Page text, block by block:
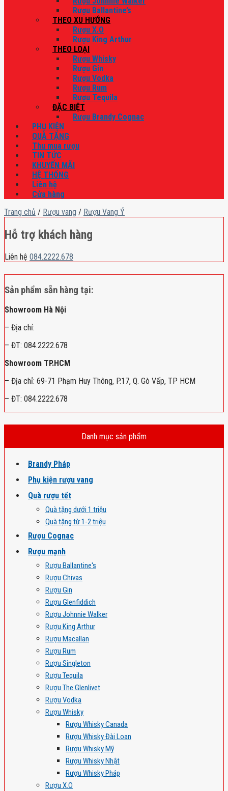
Rượu Ballantine’s
THEO XU HƯỚNG
Rượu X.O
Rượu King Arthur
THEO LOẠI
Rượu Whisky
Rượu Gin
Rượu Vodka
Rượu Rum
Rượu Tequila
ĐẶC BIỆT
Rượu Brandy Cognac
PHỤ KIỆN
QUÀ TẶNG
Thu mua rượu
TIN TỨC
KHUYẾN MÃI
HỆ THỐNG
Liên hệ
Cửa hàng
Trang chủ / Rượu vang / Rượu Vang Ý
Hỗ trợ khách hàng
Liên hệ 084.2222.678
Sản phẩm sẵn hàng tại:
Showroom Hà Nội
– Địa chỉ:
– ĐT: 084.2222.678
Showroom TP.HCM
– Địa chỉ: 69-71 Phạm Huy Thông, P.17, Q. Gò Vấp, TP HCM
– ĐT: 084.2222.678
Danh mục sản phẩm
Brandy Pháp
Phụ kiện rượu vang
Quà rượu tết
Quà tặng dưới 1 triệu
Quà tặng từ 1-2 triệu
Rượu Cognac
Rượu mạnh
Rượu Ballantine's
Rượu Chivas
Rượu Gin
Rượu Glenfiddich
Rượu Johnnie Walker
Rượu King Arthur
Rượu Macallan
Rượu Rum
Rượu Singleton
Rượu Tequila
Rượu The Glenlivet
Rượu Vodka
Rượu Whisky
Rượu Whisky Canada
Rượu Whisky Đài Loan
Rượu Whisky Mỹ
Rượu Whisky Nhật
Rượu Whisky Pháp
Rượu X.O